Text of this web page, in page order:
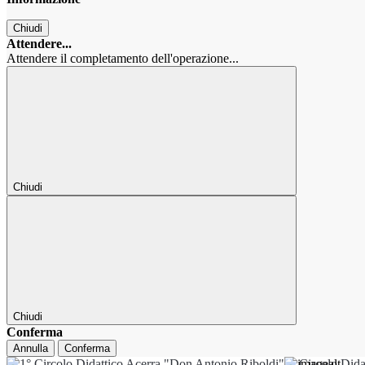
Chiudi
Attendere...
Attendere il completamento dell'operazione...
Chiudi
Chiudi
Conferma
Annulla Conferma